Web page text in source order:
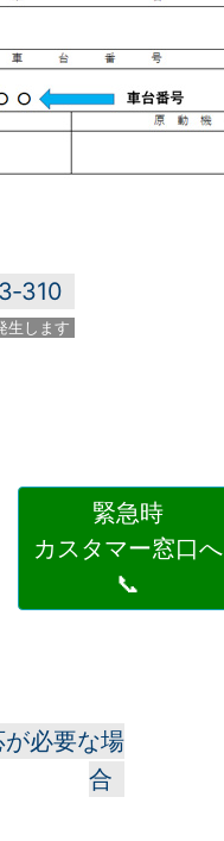
生します
緊急時
カスタマー窓口へ
📞
が必要な場
合